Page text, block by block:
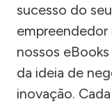
sucesso do
nossos
da ideia de
inovação.